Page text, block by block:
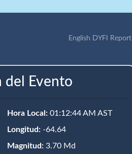
English DYFI Report
del Evento
Hora Local: 01:12:44 AM AST
Longitud: -64.64
Magnitud: 3.70 Md